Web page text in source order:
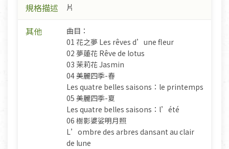
規格描述 片
其他
曲目：
01 花之夢 Les rêves d’une fleur
02 夢蓮花 Rêve de lotus
03 茉莉花 Jasmin
04 美麗四季-春
Les quatre belles saisons：le printemps
05 美麗四季-夏
Les quatre belles saisons：l’été
06 樹影婆娑明月照
L’ombre des arbres dansant au clair
de lune